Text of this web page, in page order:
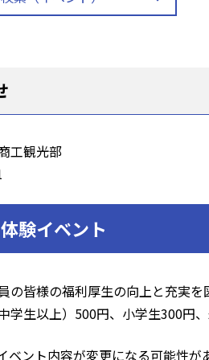
工観光部
験イベント
の皆様の福利厚生の向上と充実
学生以上）500円、小学生300円
ント内容が変更になる可能性が